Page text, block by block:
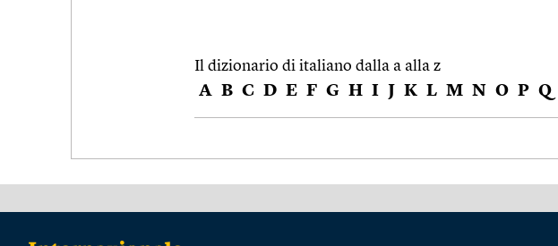
Il dizionario di italiano dalla a alla z
A B C D E F G H I J K L M N O P Q